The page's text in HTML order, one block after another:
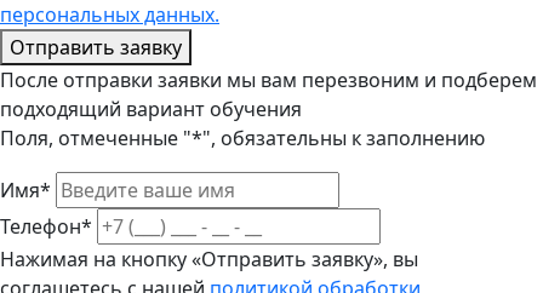
персональных данных.
Отправить заявку
После отправки заявки мы вам перезвоним и подберем
подходящий вариант обучения
Поля, отмеченные "*", обязательны к заполнению
Имя*
Телефон*
Нажимая на кнопку «Отправить заявку», вы